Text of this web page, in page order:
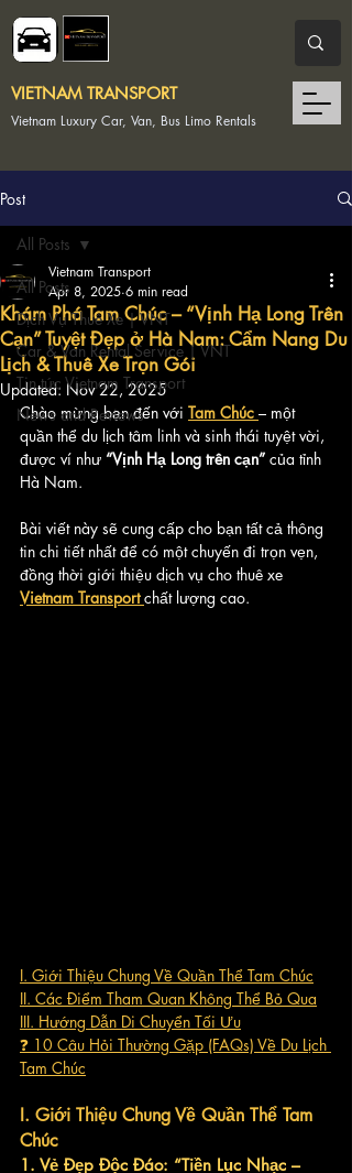
Vietnam Luxury Car, Van, Bus Limo Rentals
VIETNAM TRANSPORT
Post
All Posts
Dịch Vụ Thuê Xe | VNT
Car & Van Rental Service | VNT
Tin tức Vietnam Transport
News and Reviews
All Posts
Khám Phá Tam Chúc – “Vịnh Hạ Long Trên
Cạn” Tuyệt Đẹp ở Hà Nam: Cẩm Nang Du
Lịch & Thuê Xe Trọn Gói
Vietnam Transport
Apr 8, 2025 6 min read
Updated: Nov 22, 2025
Chào mừng bạn đến với Tam Chúc – một
quần thể du lịch tâm linh và sinh thái tuyệt vời,
được ví như “Vịnh Hạ Long trên cạn” của tỉnh
Hà Nam.
Bài viết này sẽ cung cấp cho bạn tất cả thông
tin chi tiết nhất để có một chuyến đi trọn vẹn,
đồng thời giới thiệu dịch vụ cho thuê xe
Vietnam Transport chất lượng cao.
I. Giới Thiệu Chung Về Quần Thể Tam Chúc
II. Các Điểm Tham Quan Không Thể Bỏ Qua
III. Hướng Dẫn Di Chuyển Tối Ưu
❓ 10 Câu Hỏi Thường Gặp (FAQs) Về Du Lịch
Tam Chúc
I. Giới Thiệu Chung Về Quần Thể Tam
Chúc
1. Vẻ Đẹp Độc Đáo: “Tiền Lục Nhạc –